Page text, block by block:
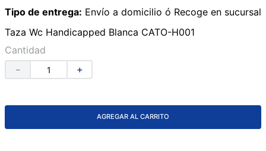
Tipo de entrega: Envío a domicilio ó Recoge en sucursal
Taza Wc Handicapped Blanca CATO-H001
Cantidad
＋
－
AGREGAR AL CARRITO